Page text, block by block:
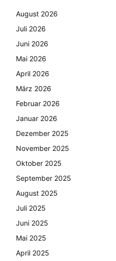
August 2026
Juli 2026
Juni 2026
Mai 2026
April 2026
März 2026
Februar 2026
Januar 2026
Dezember 2025
November 2025
Oktober 2025
September 2025
August 2025
Juli 2025
Juni 2025
Mai 2025
April 2025